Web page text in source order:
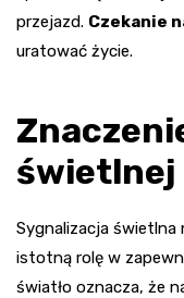
przejazd. Czekanie
uratować życie.
świetlnej
Sygnalizacja
istotną rolę w
światło oznacza, że